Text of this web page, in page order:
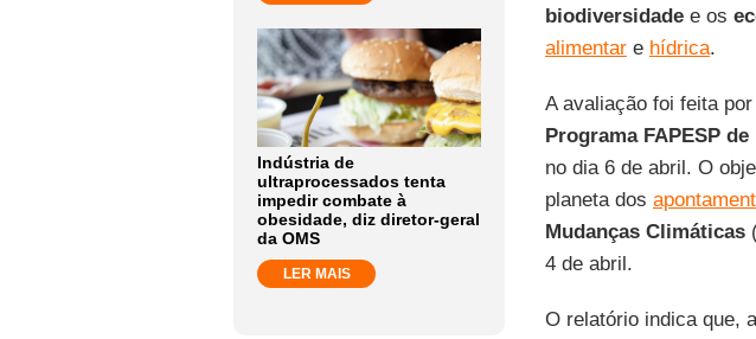
Indústria de
ultraprocessados tenta
impedir combate à
obesidade, diz diretor-geral
da OMS
LER MAIS
biodiversidadee os
alimentare hídrica.
A avaliação foi feita
Programa FAPESP
no dia 6 de abril. O
planeta dos
Mudanças Climáticas
4 de abril.
O relatório indica que,